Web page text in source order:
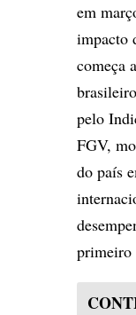
em
impacto
começa
pelo
FGV,
do país
primeiro